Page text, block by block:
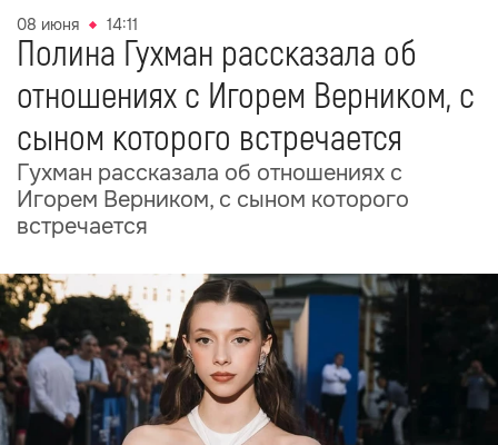
08 июня 14:11
Полина Гухман рассказала об
отношениях с Игорем Верником, с
сыном которого встречается
Гухман рассказала об отношениях с
Игорем Верником, с сыном которого
встречается